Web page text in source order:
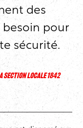
des
besoin pour
sécurité.
SECTION LOCALE 1842